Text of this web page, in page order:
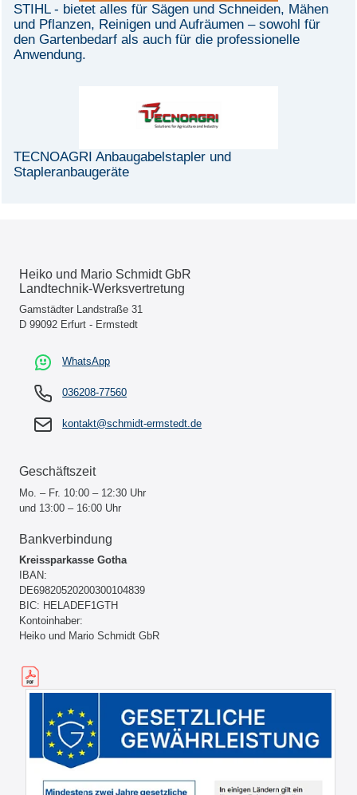
STIHL - bietet alles für Sägen und Schneiden, Mähen
und Pflanzen, Reinigen und Aufräumen – sowohl für
den Gartenbedarf als auch für die professionelle
Anwendung.
TECNOAGRI Anbaugabelstapler und
Stapleranbaugeräte
Heiko und Mario Schmidt GbR
Landtechnik-Werksvertretung
Gamstädter Landstraße 31
D 99092 Erfurt - Ermstedt
WhatsApp
036208-77560
kontakt@schmidt-ermstedt.de
Geschäftszeit
Mo. – Fr. 10:00 – 12:30 Uhr
und 13:00 – 16:00 Uhr
Bankverbindung
Kreissparkasse Gotha
IBAN:
DE69820520200300104839
BIC: HELADEF1GTH
Kontoinhaber:
Heiko und Mario Schmidt GbR